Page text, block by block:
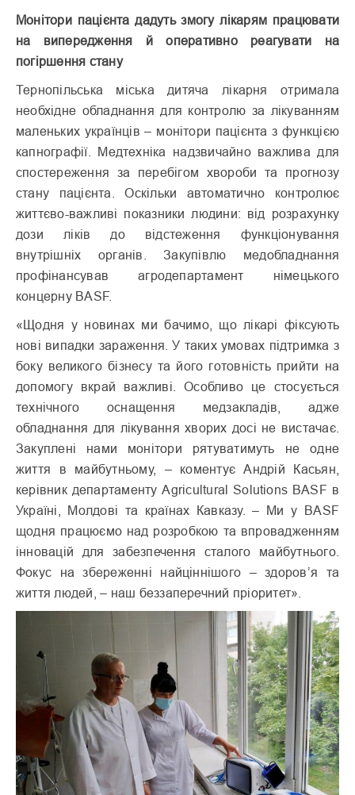
Монітори пацієнта дадуть змогу лікарям працювати
на випередження й оперативно реагувати на
погіршення стану
Тернопільська міська дитяча лікарня отримала
необхідне обладнання для контролю за лікуванням
маленьких українців – монітори пацієнта з функцією
капнографії. Медтехніка надзвичайно важлива для
спостереження за перебігом хвороби та прогнозу
стану пацієнта. Оскільки автоматично контролює
життєво-важливі показники людини: від розрахунку
дози ліків до відстеження функціонування
внутрішніх органів. Закупівлю медобладнання
профінансував агродепартамент німецького
концерну BASF.
«Щодня у новинах ми бачимо, що лікарі фіксують
нові випадки зараження. У таких умовах підтримка з
боку великого бізнесу та його готовність прийти на
допомогу вкрай важливі. Особливо це стосується
технічного оснащення медзакладів, адже
обладнання для лікування хворих досі не вистачає.
Закуплені нами монітори рятуватимуть не одне
життя в майбутньому, – коментує Андрій Касьян,
керівник департаменту Agricultural Solutions BASF в
Україні, Молдові та країнах Кавказу. – Ми у BASF
щодня працюємо над розробкою та впровадженням
інновацій для забезпечення сталого майбутнього.
Фокус на збереженні найціннішого – здоров’я та
життя людей, – наш беззаперечний пріоритет».